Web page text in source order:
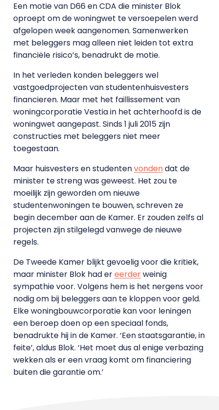
Een motie van D66 en CDA die minister Blok
oproept om de woningwet te versoepelen werd
afgelopen week aangenomen. Samenwerken
met beleggers mag alleen niet leiden tot extra
financiële risico’s, benadrukt de motie.
In het verleden konden beleggers wel
vastgoedprojecten van studentenhuisvesters
financieren. Maar met het faillissement van
woningcorporatie Vestia in het achterhoofd is de
woningwet aangepast. Sinds 1 juli 2015 zijn
constructies met beleggers niet meer
toegestaan.
Maar huisvesters en studentenvondendat de
minister te streng was geweest. Het zou te
moeilijk zijn geworden om nieuwe
studentenwoningen te bouwen, schreven ze
begin december aan de Kamer. Er zouden zelfs al
projecten zijn stilgelegd vanwege de nieuwe
regels.
De Tweede Kamer blijkt gevoelig voor die kritiek,
maar minister Blok had ereerderweinig
sympathie voor. Volgens hem is het nergens voor
nodig om bij beleggers aan te kloppen voor geld.
Elke woningbouwcorporatie kan voor leningen
een beroep doen op een speciaal fonds,
benadrukte hij in de Kamer. ‘Een staatsgarantie, in
feite’, aldus Blok. ‘Het moet dus al enige verbazing
wekken als er een vraag komt om financiering
buiten die garantie om.’